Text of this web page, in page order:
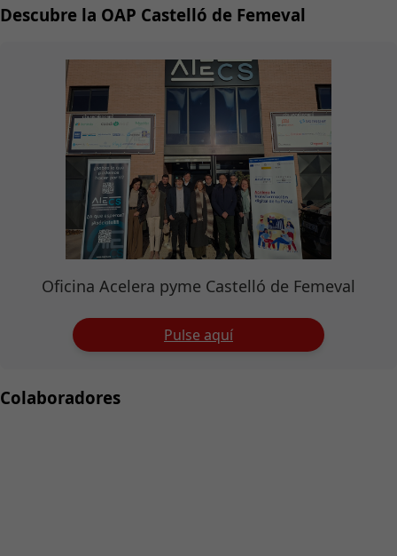
Descubre la OAP Castelló de Femeval
Oficina Acelera pyme Castelló de Femeval
Pulse aquí
Colaboradores